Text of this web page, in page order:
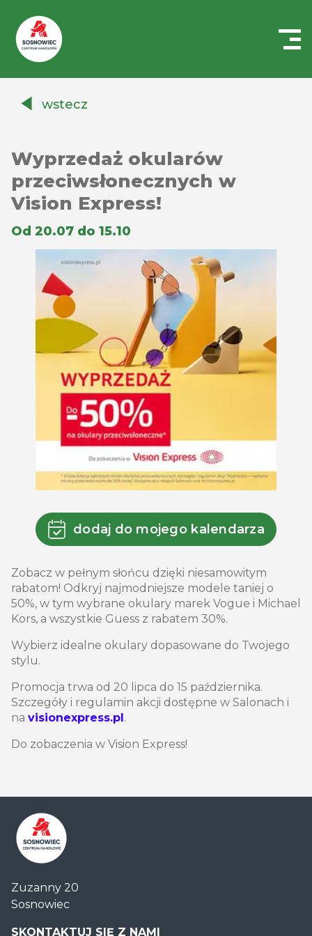
Auchanwstecz
Wyprzedaż okularów
przeciwsłonecznych w
Vision Express!
Od 20.07 do 15.10
dodaj do mojego kalendarza
Zobacz w pełnym słońcu dzięki niesamowitym
rabatom! Odkryj najmodniejsze modele taniej o
50%, w tym wybrane okulary marek Vogue i Michael
Kors, a wszystkie Guess z rabatem 30%.
Wybierz idealne okulary dopasowane do Twojego
stylu.
Promocja trwa od 20 lipca do 15 października.
Szczegóły i regulamin akcji dostępne w Salonach i
na visionexpress.pl .
Do zobaczenia w Vision Express!
Handlowe
Auchan
Sosnowiec
Zuzanny 20
Sosnowiec
SKONTAKTUJ SIĘ Z NAMI